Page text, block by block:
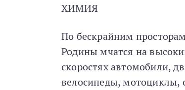
ХИМИЯ
По бескрайним
Родины мчатся на
скоростях автомобили,
велосипеды,